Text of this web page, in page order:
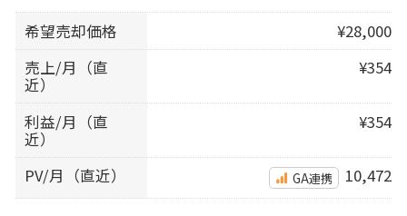
希望売却価格
¥28,000
売上/月（直
近）
¥354
利益/月（直
近）
¥354
PV/月（直近） GA連携 10,472